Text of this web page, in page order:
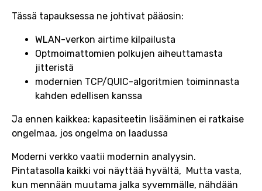
Tässä tapauksessa ne johtivat pääosin:
WLAN-verkon airtime kilpailusta
Optmoimattomien polkujen aiheuttamasta
jitteristä
modernien TCP/QUIC-algoritmien toiminnasta
kahden edellisen kanssa
Ja ennen kaikkea: kapasiteetin lisääminen ei ratkaise
ongelmaa, jos ongelma on laadussa
Moderni verkko vaatii modernin analyysin.
Pintatasolla kaikki voi näyttää hyvältä, Mutta vasta,
kun mennään muutama jalka syvemmälle, nähdään